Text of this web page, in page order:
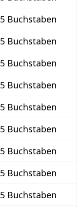
5 Buchstaben
5 Buchstaben
5 Buchstaben
5 Buchstaben
5 Buchstaben
5 Buchstaben
5 Buchstaben
5 Buchstaben
5 Buchstaben